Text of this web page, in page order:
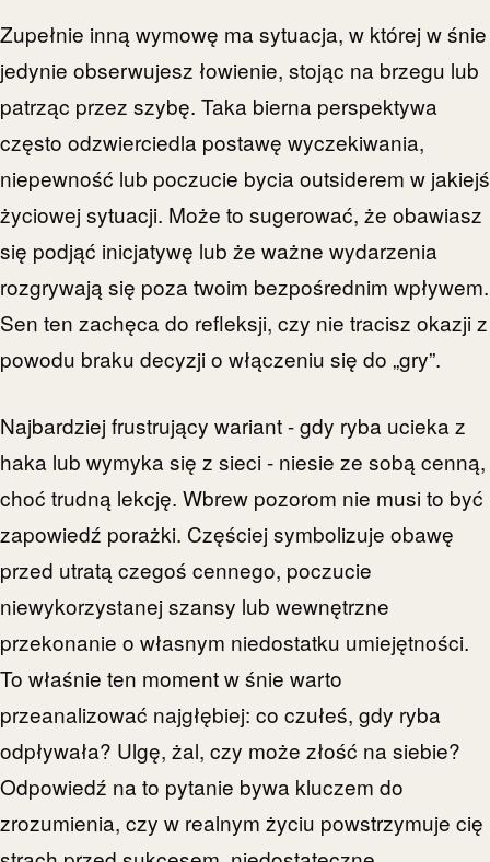
Zupełnie inną wymowę ma sytuacja, w której w śnie
jedynie obserwujesz łowienie, stojąc na brzegu lub
patrząc przez szybę. Taka bierna perspektywa
często odzwierciedla postawę wyczekiwania,
niepewność lub poczucie bycia outsiderem w jakiejś
życiowej sytuacji. Może to sugerować, że obawiasz
się podjąć inicjatywę lub że ważne wydarzenia
rozgrywają się poza twoim bezpośrednim wpływem.
Sen ten zachęca do refleksji, czy nie tracisz okazji z
powodu braku decyzji o włączeniu się do „gry”.
Najbardziej frustrujący wariant - gdy ryba ucieka z
haka lub wymyka się z sieci - niesie ze sobą cenną,
choć trudną lekcję. Wbrew pozorom nie musi to być
zapowiedź porażki. Częściej symbolizuje obawę
przed utratą czegoś cennego, poczucie
niewykorzystanej szansy lub wewnętrzne
przekonanie o własnym niedostatku umiejętności.
To właśnie ten moment w śnie warto
przeanalizować najgłębiej: co czułeś, gdy ryba
odpływała? Ulgę, żal, czy może złość na siebie?
Odpowiedź na to pytanie bywa kluczem do
zrozumienia, czy w realnym życiu powstrzymuje cię